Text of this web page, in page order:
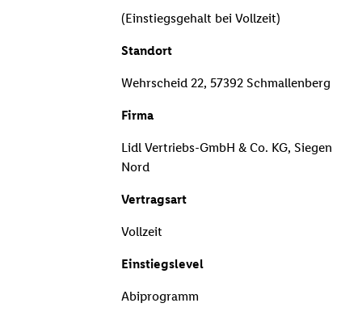
(Einstiegsgehalt bei Vollzeit)
Standort
Wehrscheid 22, 57392 Schmallenberg
Firma
Lidl Vertriebs-GmbH & Co. KG, Siegen
Nord
Vertragsart
Vollzeit
Einstiegslevel
Abiprogramm